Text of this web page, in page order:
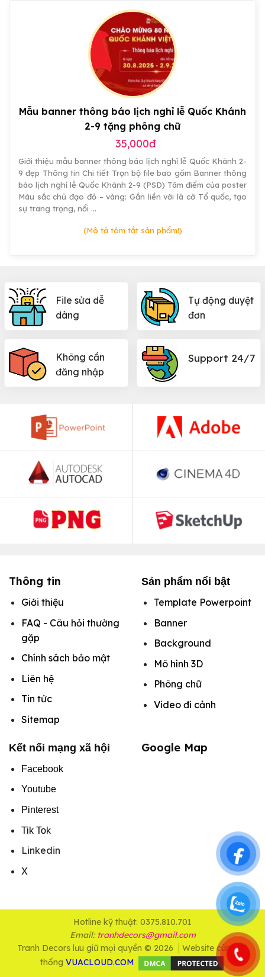
tranh
động
đẹp
hợp
Dots
miễn
phí
PowerPoint
chuyên
nghiệp
có
hiệu
đẹp
Mẫu banner thông báo lịch nghỉ lễ Quốc Khánh
2-9 tặng phông chữ
35,000đ
Giới thiệu mẫu banner thông báo lịch nghỉ lễ Quốc Khánh 2-
9 đẹp Thông tin Chi tiết Trọn bộ file bao gồm Banner thông
báo lịch nghỉ lễ Quốc Khánh 2-9 (PSD) Tâm điểm của poster
Màu sắc chủ đạo đỏ – vàng: Gắn liền với lá cờ Tổ quốc, tạo
sự trang trọng, nổi …
(Mô tả tóm tắt sản phẩm!)
File sửa dễ
dàng
Tự động duyệt
đơn
Không cần
đăng nhập
Support 24/7
Thông tin
Giới thiệu
FAQ - Câu hỏi thường
gặp
Chính sách bảo mật
Liên hệ
Tin tức
Sitemap
Sản phẩm nổi bật
Template Powerpoint
Banner
Background
Mô hình 3D
Phông chữ
Video đi cảnh
Kết nối mạng xã hội
Facebook
Youtube
Pinterest
Tik Tok
Linkedin
X
Google Map
Hotline kỹ thuật: 0375.810.701
Email: tranhdecors@gmail.com
Tranh Decors lưu giữ mọi quyền © 2026
Website cùng hệ
thống VUACLOUD.COM